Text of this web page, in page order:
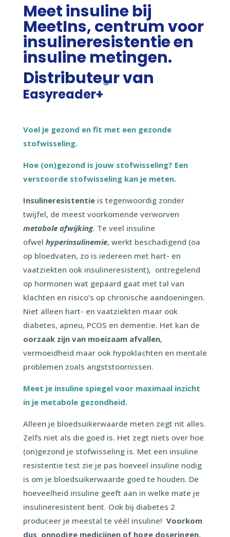
Meet insuline bij
MeetIns, centrum voor
insulineresistentie en
insuline metingen.
Distributeur van
Easyreader+
®
Voel je gezond en fit met een gezonde
stofwisseling.
Hoe (on)gezond is jouw stofwisseling? Een
verstoorde stofwisseling kan je meten.
Insulineresistentieis tegenwoordig zonder
twijfel, de meest voorkomende verworven
metabole afwijking. Te veel insuline
ofwel hyperinsulinemie, werkt beschadigend (oa
op bloedvaten, zo is iedereen met hart- en
vaatziekten ook insulineresistent), ontregelend
op hormonen wat gepaard gaat met tal van
klachten en risico’s op chronische aandoeningen.
Niet alleen hart- en vaatziekten maar ook
diabetes, apneu, PCOS en dementie. Het kan de
oorzaak zijn van moeizaam afvallen,
vermoeidheid maar ook hypoklachten en mentale
problemen zoals angststoornissen.
Meet je insuline spiegel voor maximaal inzicht
in je metabole gezondheid.
Alleen je bloedsuikerwaarde meten zegt nit alles.
Zelfs niet als die goed is. Het zegt niets over hoe
(on)gezond je stofwisseling is. Met een insuline
resistentie test zie je pas hoeveel insuline nodig
is om je bloedsuikerwaarde goed te houden. De
hoeveelheid insuline geeft aan in welke mate je
insulineresistent bent. Ook bij diabetes 2
produceer je meestal te véél insuline! Voorkom
dus onnodige medicijnen of hoge doseringen.